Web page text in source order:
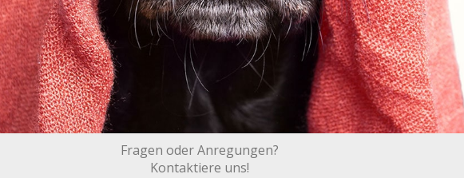
Fragen oder Anregungen?
Kontaktiere uns!